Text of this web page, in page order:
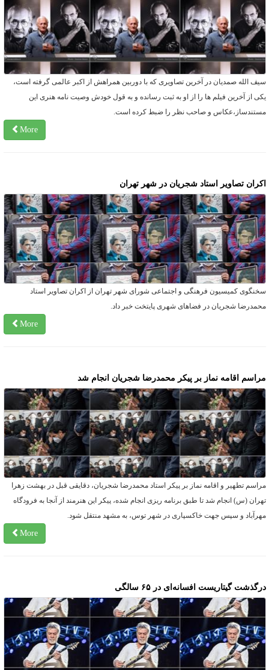
الله صمدیان در آخرین تصاویری که با دوربین همراهش از اکبر عالمی گرفته است،
از آخرین فیلم ها را از او به ثبت رسانده و به قول خودش وصیت نامه هنری این
و صاحب نظر را ضبط کرده است.
More
تصاویر استاد شجریان در شهر تهران
کمیسیون فرهنگی و اجتماعی شورای شهر تهران از اکران تصاویر استاد
شجریان در فضاهای شهری پایتخت خبر داد.
More
اقامه نماز بر پیکر محمدرضا شجریان انجام شد
تطهیر و اقامه نماز بر پیکر استاد محمدرضا شجریان، دقایقی قبل در بهشت زهرا
(س) انجام شد تا طبق برنامه ریزی انجام شده، پیکر این هنرمند از آنجا به فرودگاه
و سپس جهت خاکسپاری در شهر توس، به مشهد منتقل شود.
More
گیتاریست افسانه‌ای در ۶۵ سالگی